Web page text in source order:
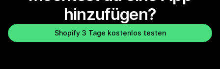
hinzufügen?
Shopify 3 Tage kostenlos testen